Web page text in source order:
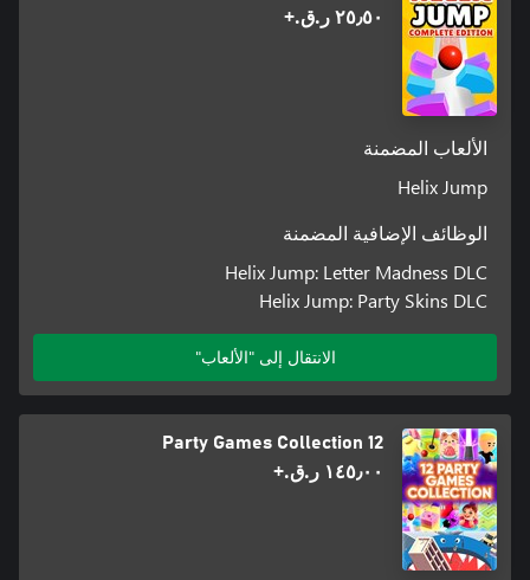
٢٥٫٥٠ ر.ق.‏+
الألعاب المضمنة
Helix Jump
الوظائف الإضافية المضمنة
Helix Jump: Letter Madness DLC
Helix Jump: Party Skins DLC
الانتقال إلى "الألعاب"
12 Party Games Collection
١٤٥٫٠٠ ر.ق.‏+